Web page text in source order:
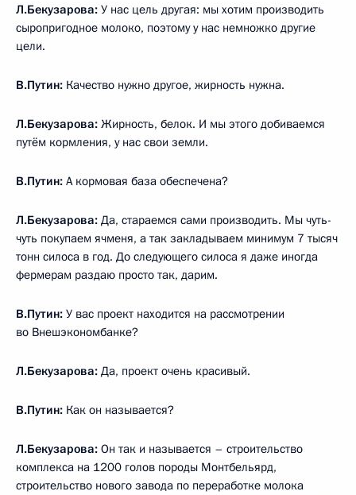
Л.Бекузарова: У нас цель другая: мы хотим производить
сыропригодное молоко, поэтому у нас немножко другие
цели.
В.Путин: Качество нужно другое, жирность нужна.
Л.Бекузарова: Жирность, белок. И мы этого добиваемся
путём кормления, у нас свои земли.
В.Путин: А кормовая база обеспечена?
Л.Бекузарова: Да, стараемся сами производить. Мы чуть-
чуть покупаем ячменя, а так закладываем минимум 7 тысяч
тонн силоса в год. До следующего силоса я даже иногда
фермерам раздаю просто так, дарим.
В.Путин: У вас проект находится на рассмотрении
во Внешэкономбанке?
Л.Бекузарова: Да, проект очень красивый.
В.Путин: Как он называется?
Л.Бекузарова: Он так и называется – строительство
комплекса на 1200 голов породы Монтбельярд,
строительство нового завода по переработке молока